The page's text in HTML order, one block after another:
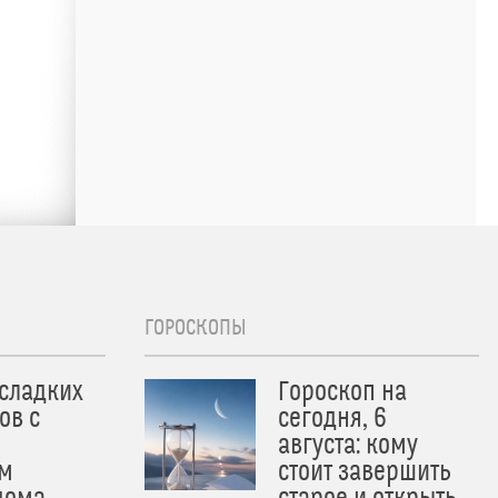
с
ГОРОСКОПЫ
Гороскоп на
сегодня, 6
августа: кому
стоит завершить